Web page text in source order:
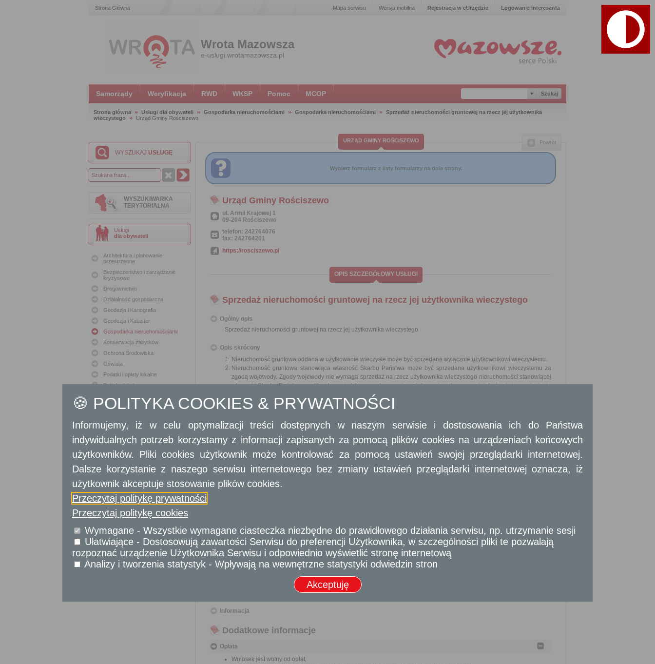
Strona Główna Mapa serwisu Wersja mobilna Rejestracja w eUrzędzie Logowanie interesanta
Wrota Mazowsza
e-uslugi.wrotamazowsza.pl
Samorządy Weryfikacja RWD WKSP Pomoc MCOP
Strona główna Usługi dla obywateli Gospodarka nieruchomościami Gospodarka nieruchomościami
Sprzedaż nieruchomości gruntowej na rzecz jej użytkownika
wieczystego
Urząd Gminy Rościszewo
WYSZUKAJ USŁUGĘ
WYSZUKIWARKA
TERYTORIALNA
Usługi
dla obywateli
Architektura i planowanie
przestrzenne
Bezpieczeństwo i zarządzanie
kryzysowe
Drogownictwo
Działalność gospodarcza
Geodezja i Kartografia
Geodezja i Kataster
Gospodarka nieruchomościami
Konserwacja zabytków
Ochrona Środowiska
Oświata
Podatki i opłaty lokalne
Polityka lokalowa
Skargi i wnioski
Sprawy komunalne
Sprawy komunikacyjne
Sprawy obywatelskie
Urząd Stanu Cywilnego
Usługi
dla przedsiębiorców
Usługidla instytucji,
urzędów
URZĄD GMINY ROŚCISZEWO Powrót
Wybierz formularz z listy formularzy na dole strony.
Urząd Gminy Rościszewo
ul. Armii Krajowej 1
09-204 Rościszewo
telefon: 242764076
fax: 242764201
https://rosciszewo.pl
OPIS SZCZEGÓŁOWY USŁUGI
Sprzedaż nieruchomości gruntowej na rzecz jej użytkownika wieczystego
Ogólny opis
Sprzedaż nieruchomości gruntowej na rzecz jej użytkownika wieczystego
Opis skrócony
Nieruchomość gruntowa oddana w użytkowanie wieczyste może być sprzedana wyłącznie użytkownikowi wieczystemu.
Nieruchomość gruntowa stanowiąca własność Skarbu Państwa może być sprzedana użytkownikowi wieczystemu za
zgodą wojewody. Zgody wojewody nie wymaga sprzedaż na rzecz użytkownika wieczystego nieruchomości stanowiącej
własność Skarbu Państwa po zlikwidowaniu lub sprywatyzowaniu państwowej osoby prawnej, jak również przeniesienie
własności nieruchomości na rzecz państwowej osoby prawnej, która była jej użytkownikiem wieczystym.
Zbycie własności nieruchomości na rzecz użytkownika wieczystego nie wymaga przeprowadzenia postępowania
Z dniem zawarcia umowy sprzedaży nieruchomości wygasa, z mocy prawa, uprzednio ustanowione prawo użytkowania
wieczystego, art. 241 kodeksu cywilnego nie znajduje zastosowania.
W odniesieniu do nieruchomości gruntowej oddanej w użytkowanie wieczyste przeniesienie własności tej
nieruchomości, w drodze umowy, między Skarbem Państwa a jednostką samorządu terytorialnego oraz między
jednostkami samorządu terytorialnego może nastąpić za powiadomieniem jej użytkownika wieczystego.
Wymagane dokumenty
Odbiorca usługi
Obywatel, Przedsiębiorca
Sprawa rozstrzygana jest na drodze cywilnoprawnej, stąd terminy wynikające z kodeksu postępowania administracyjnego
Informacja
Dodatkowe informacje
Opłata
Wniosek jest wolny od opłat,
🍪 POLITYKA COOKIES & PRYWATNOŚCI
Informujemy, iż w celu optymalizacji treści dostępnych w naszym serwisie i dostosowania ich do Państwa
indywidualnych potrzeb korzystamy z informacji zapisanych za pomocą plików cookies na urządzeniach końcowych
użytkowników. Pliki cookies użytkownik może kontrolować za pomocą ustawień swojej przeglądarki internetowej.
Dalsze korzystanie z naszego serwisu internetowego bez zmiany ustawień przeglądarki internetowej oznacza, iż
użytkownik akceptuje stosowanie plików cookies.
Przeczytaj politykę prywatności
Przeczytaj politykę cookies
Wymagane - Wszystkie wymagane ciasteczka niezbędne do prawidłowego działania serwisu, np. utrzymanie sesji
Ułatwiające - Dostosowują zawartości Serwisu do preferencji Użytkownika, w szczególności pliki te pozwalają
rozpoznać urządzenie Użytkownika Serwisu i odpowiednio wyświetlić stronę internetową
Analizy i tworzenia statystyk - Wpływają na wewnętrzne statystyki odwiedzin stron
Akceptuję